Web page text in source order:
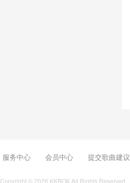
服务中心 会员中心 提交歌曲建议
Copyright © 2026 KKBOX All Rights Reserved.